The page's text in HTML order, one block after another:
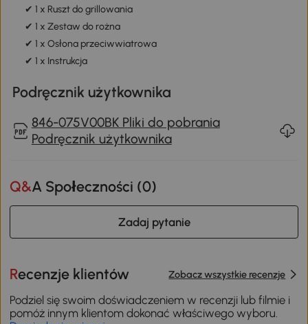
✔ 1 x Ruszt do grillowania
✔ 1 x Zestaw do rożna
✔ 1 x Osłona przeciwwiatrowa
✔ 1 x Instrukcja
Podręcznik użytkownika
846-075V00BK Pliki do pobrania
Podręcznik użytkownika
Q&A Społeczności (0)
Zadaj pytanie
Recenzje klientów Zobacz wszystkie recenzje
Podziel się swoim doświadczeniem w recenzji lub filmie i
pomóż innym klientom dokonać właściwego wyboru.